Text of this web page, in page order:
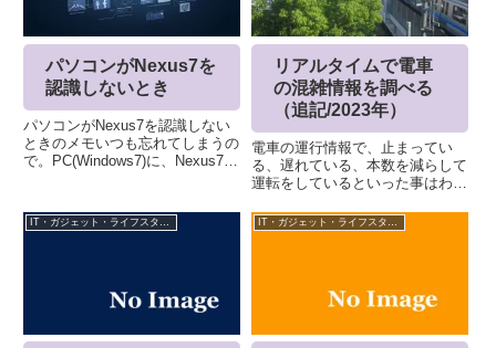
パソコンがNexus7を
認識しないとき
パソコンがNexus7を認識しない
ときのメモいつも忘れてしまうの
で。PC(Windows7)に、Nexus7を
→「ストレージ」右上のボタンを
押し「USBでパソコンに接続」
リアルタイムで電車
の混雑情報を調べる
（追記/2023年）
電車の運行情報で、止まってい
る、遅れている、本数を減らして
運転をしているといった事はわか
なっているのか気になったりしま
せんか？あるいは、台風や雪がふ
便利なサイトを集めてみました。
IT・ガジェット・ライフスタイル IT・ガジェット・ライフスタイル